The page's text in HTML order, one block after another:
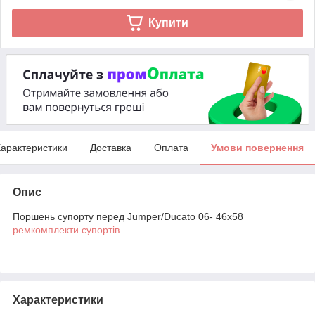
Купити
Доставка Оплата Умови повернення
Опис
Поршень супорту перед Jumper/Ducato 06- 46x58
ремкомплекти супортів
Характеристики